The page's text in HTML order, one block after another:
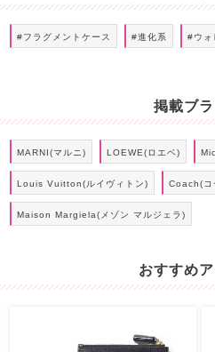
#フラグメントケース #進化系 #ウォ
掲載ブ
MARNI(マルニ) LOEWE(ロエベ)
Louis Vuitton(ルイヴィトン) Coach(コ
Maison Margiela(メゾン マルジェラ)
おすすめ